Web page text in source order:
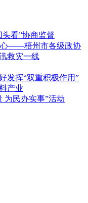
看”协商监督
心——梧州市各级政协
救灾一线
发挥“双重积极作用”
产业
为民办实事”活动